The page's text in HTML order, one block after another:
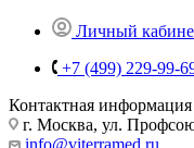
Личный
+7 (499) 229-99-
Контактная информация
г. Москва, ул.
info@viterramed.ru